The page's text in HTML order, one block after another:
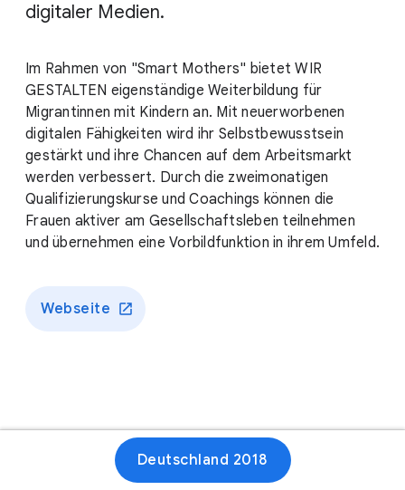
digitaler Medien.
Im Rahmen von "Smart Mothers" bietet WIR
GESTALTEN eigenständige Weiterbildung für
Migrantinnen mit Kindern an. Mit neuerworbenen
digitalen Fähigkeiten wird ihr Selbstbewusstsein
gestärkt und ihre Chancen auf dem Arbeitsmarkt
werden verbessert. Durch die zweimonatigen
Qualifizierungskurse und Coachings können die
Frauen aktiver am Gesellschaftsleben teilnehmen
und übernehmen eine Vorbildfunktion in ihrem Umfeld.
Webseite
Deutschland 2018